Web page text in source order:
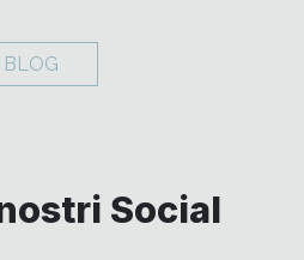
BLOG
Social